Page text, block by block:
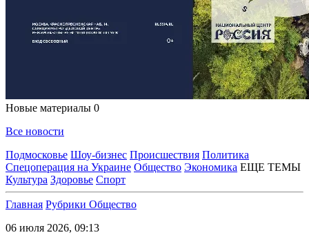
Новые материалы 0
Все новости
Подмосковье Шоу-бизнес Происшествия Политика
Спецоперация на Украине Общество Экономика ЕЩЕ ТЕМЫ
Культура Здоровье Спорт
Главная Рубрики Общество
06 июля 2026, 09:13